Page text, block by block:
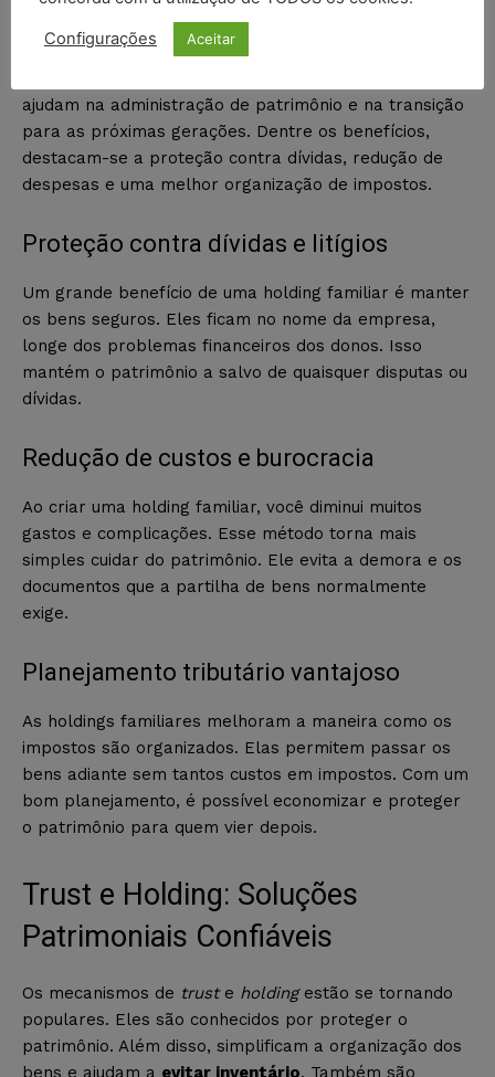
As holdings familiares oferecem muitos benefícios
ajudam na administração de patrimônio e na transição
para as próximas gerações. Dentre os benefícios,
destacam-se a proteção contra dívidas, redução de
despesas e uma melhor organização de impostos.
Proteção contra dívidas e litígios
Um grande benefício de uma holding familiar é manter
os bens seguros. Eles ficam no nome da empresa,
longe dos problemas financeiros dos donos. Isso
mantém o patrimônio a salvo de quaisquer disputas ou
dívidas.
Redução de custos e burocracia
Ao criar uma holding familiar, você diminui muitos
gastos e complicações. Esse método torna mais
simples cuidar do patrimônio. Ele evita a demora e os
documentos que a partilha de bens normalmente
exige.
Planejamento tributário vantajoso
As holdings familiares melhoram a maneira como os
impostos são organizados. Elas permitem passar os
bens adiante sem tantos custos em impostos. Com um
bom planejamento, é possível economizar e proteger
o patrimônio para quem vier depois.
Trust e Holding: Soluções
Patrimoniais Confiáveis
Os mecanismos de truste holdingestão se tornando
populares. Eles são conhecidos por proteger o
patrimônio. Além disso, simplificam a organização dos
bens e ajudam a evitar inventário. Também são
Configurações Aceitar